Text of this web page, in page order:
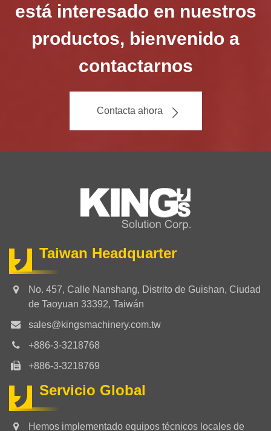
está interesado en nuestros
productos, bienvenido a
contactarnos
Contacta ahora
Taiwan Headquarter
No. 457, Calle Nanshang, Distrito de Guishan, Ciudad
de Taoyuan 33392, Taiwán
sales@kingsmachinery.com.tw
+886-3-3218768
+886-3-3218769
Servicio Global
Hemos implementado equipos técnicos locales de